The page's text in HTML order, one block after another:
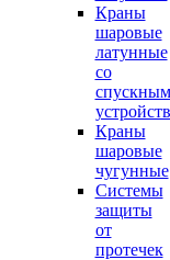
Краны
шаровые
латунные
со
спускным
Краны
шаровые
чугунные
Системы
защиты
от
протечек